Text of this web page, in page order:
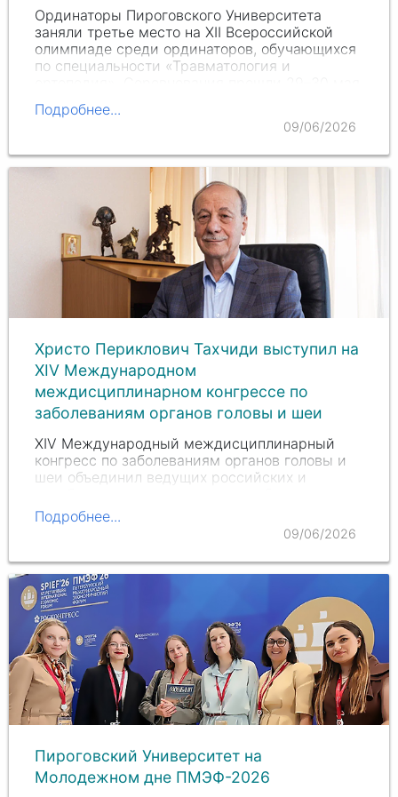
Ординаторы Пироговского Университета
заняли третье место на XII Всероссийской
олимпиаде среди ординаторов, обучающихся
по специальности «Травматология и
Подробнее...
09/06/2026
Христо Периклович Тахчиди выступил на
XIV Международном
междисциплинарном конгрессе по
заболеваниям органов головы и шеи
XIV Международный междисциплинарный
конгресс по заболеваниям органов головы и
шеи объединил ведущих российских и
современных подходов к диагностике и
лечению заболеваний органов головы и шеи.
Подробнее...
09/06/2026
Пироговский Университет на
Молодежном дне ПМЭФ-2026